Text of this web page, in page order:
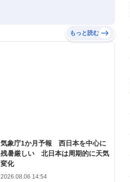
もっと読む
気象庁1か月予報 西日本を中心に
残暑厳しい 北日本は周期的に天気
変化
2026.08.06 14:54